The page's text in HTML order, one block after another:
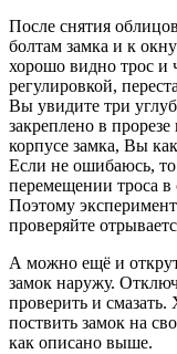
После снятия
болтам замка и к
хорошо видно трос и
регулировкой,
Вы увидите три
закреплено в
корпусе замка, Вы
Если не ошибаюсь,
перемещении троса
Поэтому
проверяйте
А можно ещё и
замок наружу.
проверить и смазать.
поствить замок на
как описано выше.